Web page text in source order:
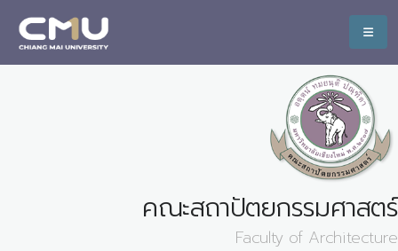
คณะสถาปัตยกรรมศาสตร์
Faculty of Architecture